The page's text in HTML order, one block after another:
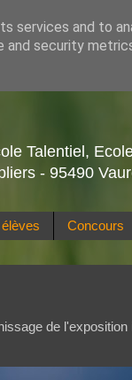
Talentiel,
- 95490
Concours
de
services and to
and security